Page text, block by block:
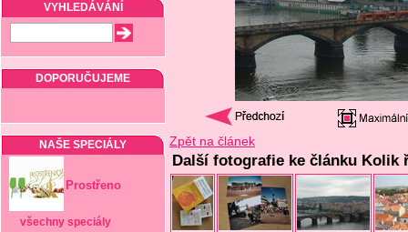
VYHLEDÁVÁNÍ
DOPORUČUJEME
NAŠE SPECIÁLY
Prostřeno
všechny speciály
Zpět na článek
Další fotografie ke článku Kolik